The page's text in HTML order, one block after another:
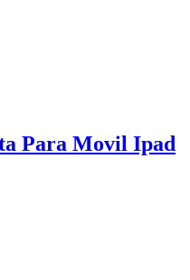
Para Movil Ipad